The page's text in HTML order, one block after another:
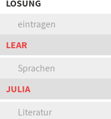
LÖSUNG
eintragen
LEAR
Sprachen
JULIA
Literatur